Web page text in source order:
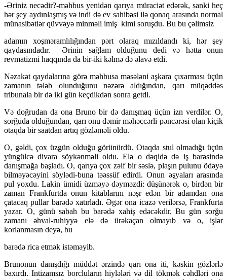
-Əriniz necədir?-məhbus yenidən qarıya müraciət edərək, sanki heç
hər şey aydınlaşmış və indi də ev sahibəsi ilə qonaq arasında normal
münasibətlər qüvvəyə minməli imiş kimi soruşdu. Bu bu çəlimsiz
adamın xoşməramlılığından pərt olaraq mızıldandı ki, hər şey
qaydasındadır. Ərinin sağlam olduğunu dedi və hətta onun
revmatizmi haqqında da bir-iki kəlmə də əlavə etdi.
Nəzakət qaydalarına görə məhbusa məsələni aşkara çıxarması üçün
zamanın tələb olunduğunu nəzərə aldığından, qarı müqəddəs
tribunala bir də iki gün keçdikdən sonra getdi.
Və doğrudan da ona Bruno bir də danışmaq üçün izn verdilər. O,
sorğuda olduğundan, qarı onu dəmir məhəccərli pəncərəsi olan kiçik
otaqda bir saatdan artıq gözləməli oldu.
O, gəldi, çox üzgün olduğu görünürdü. Otaqda stul olmadığı üçün
yüngülcə divara söykənməli oldu. Elə o dəqidə də iş barəsində
danışmağa başladı. O, qarıya çox zəif bir səslə, plaşın pulunu ödəyə
bilməyəcəyini söylədi-buna təəssüf edirdi. Onun əşyaları arasında
pul yoxdu. Lakin ümidi üzməyə dəyməzdi: düşünərək o, birdən bir
zaman Frankfurtda onun kitablarını nəşr edən bir adamdan ona
çatacaq pullar barədə xatırladı. Əgər ona icazə verilərsə, Frankfurta
yazar. O, günü sabah bu barədə xahiş edəcəkdir. Bu gün sorğu
zamanı əhval-ruhiyyə elə də ürəkaçan olmayıb və o, işlər
korlanmasın deyə, bu
barədə rica etmək istəməyib.
Brunonun danışdığı müddət ərzində qarı ona iti, kəskin gözlərlə
baxırdı. Intizamsız borcluların hiylələri və dil tökmək cəhdləri ona